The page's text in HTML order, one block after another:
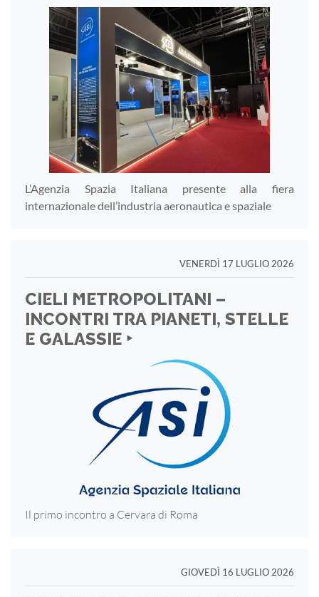
L’Agenzia Spazia Italiana presente alla fiera
internazionale dell’industria aeronautica e spaziale
VENERDÌ 17 LUGLIO 2026
CIELI METROPOLITANI –
INCONTRI TRA PIANETI, STELLE
E GALASSIE ‣
Il primo incontro a Cervara di Roma
GIOVEDÌ 16 LUGLIO 2026